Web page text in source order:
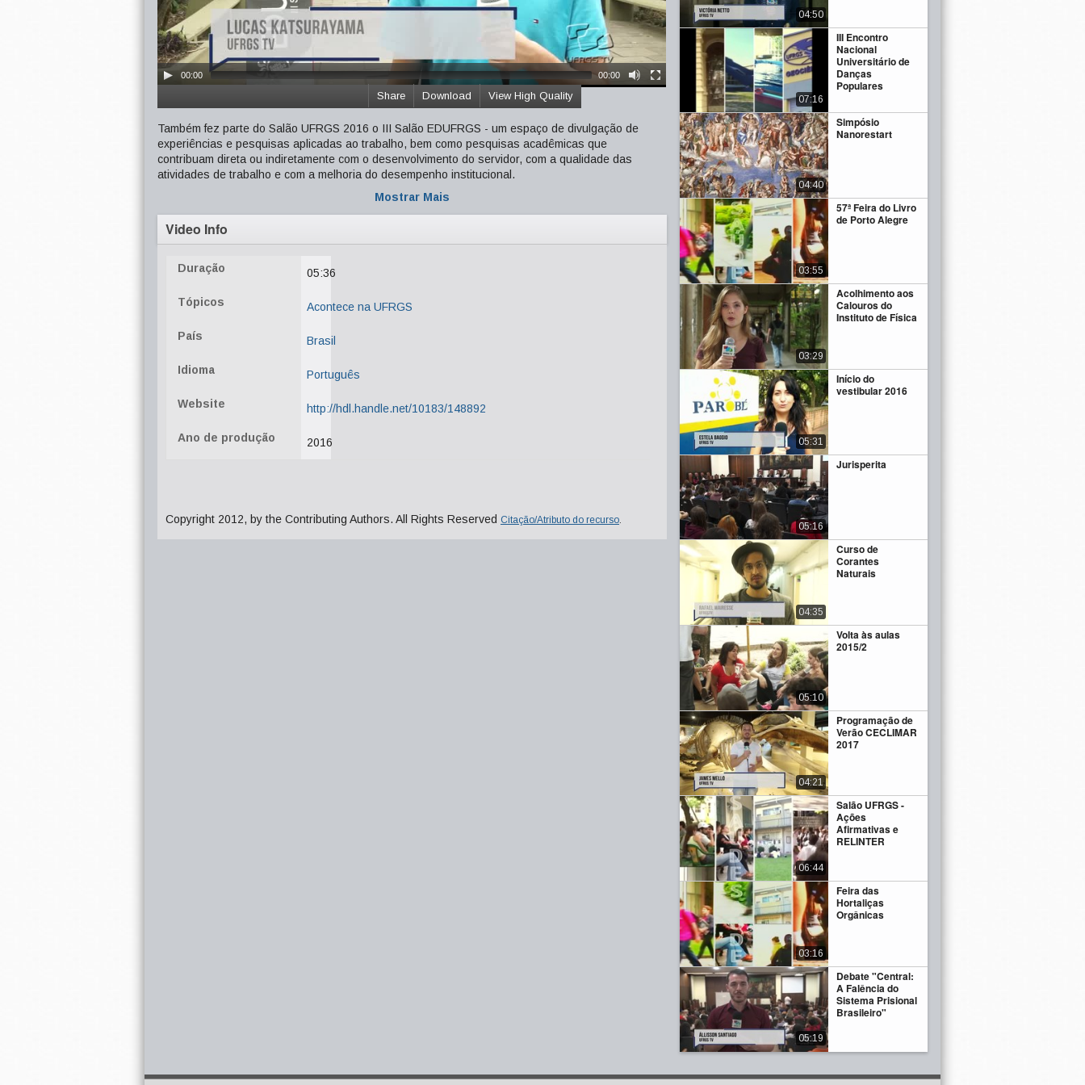
00:00 00:00
View High Quality
Download
Share
Também fez parte do Salão UFRGS 2016 o III Salão EDUFRGS - um espaço de divulgação de
experiências e pesquisas aplicadas ao trabalho, bem como pesquisas acadêmicas que
contribuam direta ou indiretamente com o desenvolvimento do servidor, com a qualidade das
atividades de trabalho e com a melhoria do desempenho institucional.
Mostrar Mais
Video Info
Duração 05:36
Tópicos Acontece na UFRGS
País Brasil
Idioma Português
Website http://hdl.handle.net/10183/148892
Ano de produção 2016
Copyright 2012, by the Contributing Authors. All Rights Reserved Citação/Atributo do recurso.
04:50
III Encontro
Nacional
Universitário de
Danças
Populares
07:16
Simpósio
Nanorestart
04:40
57ª Feira do Livro
de Porto Alegre
03:55
Acolhimento aos
Calouros do
Instituto de Física
03:29
Início do
vestibular 2016
05:31
Jurisperita
05:16
Curso de
Corantes
Naturais
04:35
Volta às aulas
2015/2
05:10
Programação de
Verão CECLIMAR
2017
04:21
Salão UFRGS -
Ações
Afirmativas e
RELINTER
06:44
Feira das
Hortaliças
Orgânicas
03:16
Debate "Central:
A Falência do
Sistema Prisional
Brasileiro"
05:19